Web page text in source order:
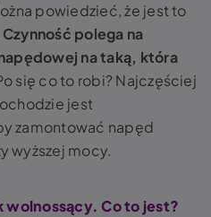
powiedzieć, że jest to
Czynność polega na
na taką, która
się co to robi? Najczęściej
jest
zamontować napęd
wyższej mocy.
wolnossący. Co to jest?